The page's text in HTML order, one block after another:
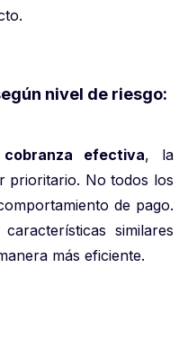
nivel de riesgo:
efectiva, la
prioritario. No todos los
de pago.
similares
más eficiente.